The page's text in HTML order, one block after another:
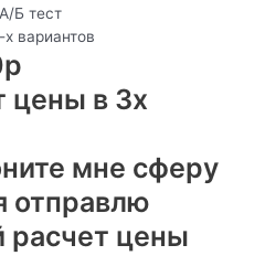
А/Б тест
вариантов
цены в 3х
мне сферу
отправлю
расчет цены